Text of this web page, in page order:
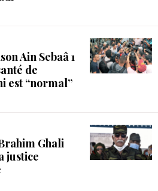
Ain Sebaâ 1
de
est “normal”
Ghali
justice